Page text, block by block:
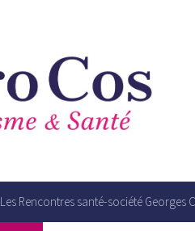
Les Rencontres santé-société Georges